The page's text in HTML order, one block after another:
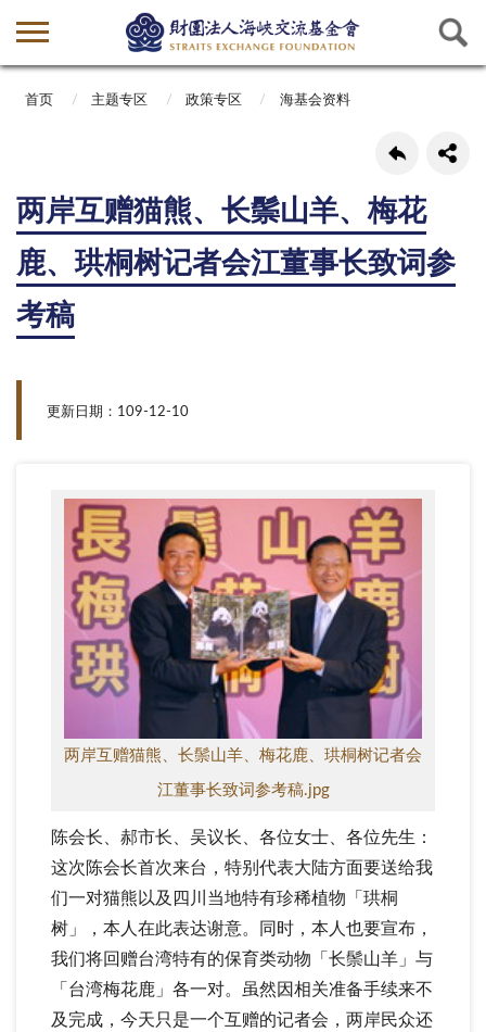
首页 主题专区 政策专区 海基会资料
两岸互赠猫熊、长鬃山羊、梅花
鹿、珙桐树记者会江董事长致词参
考稿
更新日期：109-12-10
两岸互赠猫熊、长鬃山羊、梅花鹿、珙桐树记者会
江董事长致词参考稿.jpg
陈会长、郝市长、吴议长、各位女士、各位先生：
这次陈会长首次来台，特别代表大陆方面要送给我
们一对猫熊以及四川当地特有珍稀植物「珙桐
树」，本人在此表达谢意。同时，本人也要宣布，
我们将回赠台湾特有的保育类动物「长鬃山羊」与
「台湾梅花鹿」各一对。虽然因相关准备手续来不
及完成，今天只是一个互赠的记者会，两岸民众还